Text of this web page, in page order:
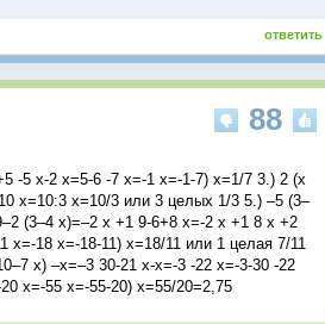
ответить
88
-5 х-2 х=5-6 -7 х=-1 х=-1-7) х=1/7 3.) 2 (х
х=10:3 х=10/3 или 3 целых 1/3 5.) –5 (3–
(3–4 х)=–2 х +1 9-6+8 х=-2 х +1 8 х +2
х=-18 х=-18-11) х=18/11 или 1 целая 7/11
х) –х=–3 30-21 х-х=-3 -22 х=-3-30 -22
х=-55 х=-55-20) х=55/20=2,75